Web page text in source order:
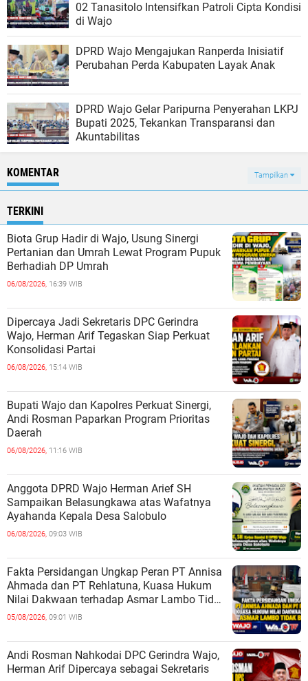
02 Tanasitolo Intensifkan Patroli Cipta Kondisi
di Wajo
DPRD Wajo Mengajukan Ranperda Inisiatif
Perubahan Perda Kabupaten Layak Anak
DPRD Wajo Gelar Paripurna Penyerahan LKPJ
Bupati 2025, Tekankan Transparansi dan
Akuntabilitas
KOMENTAR Tampilkan
TERKINI
Biota Grup Hadir di Wajo, Usung Sinergi
Pertanian dan Umrah Lewat Program Pupuk
Berhadiah DP Umrah
06/08/2026, 16:39 WIB
Dipercaya Jadi Sekretaris DPC Gerindra
Wajo, Herman Arif Tegaskan Siap Perkuat
Konsolidasi Partai
06/08/2026, 15:14 WIB
Bupati Wajo dan Kapolres Perkuat Sinergi,
Andi Rosman Paparkan Program Prioritas
Daerah
06/08/2026, 11:16 WIB
Anggota DPRD Wajo Herman Arief SH
Sampaikan Belasungkawa atas Wafatnya
Ayahanda Kepala Desa Salobulo
06/08/2026, 09:03 WIB
Fakta Persidangan Ungkap Peran PT Annisa
Ahmada dan PT Rehlatuna, Kuasa Hukum
Nilai Dakwaan terhadap Asmar Lambo Tidak
Berdasar
05/08/2026, 09:01 WIB
Andi Rosman Nahkodai DPC Gerindra Wajo,
Herman Arif Dipercaya sebagai Sekretaris